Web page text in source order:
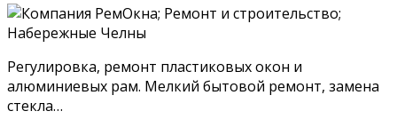
Регулировка, ремонт пластиковых окон и
алюминиевых рам. Мелкий бытовой ремонт, замена
стекла…